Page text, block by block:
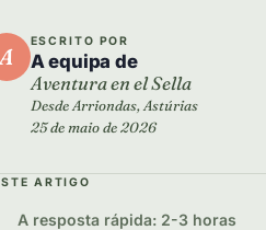
A
ESCRITO POR
A equipa de
Aventura en el Sella
Desde Arriondas, Astúrias
25 de maio de 2026
ARTIGO
A resposta rápida: 2-3 horas